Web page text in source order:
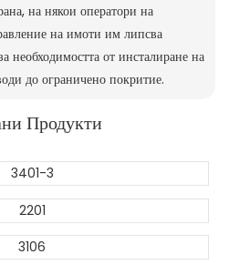
на някои оператори на
на имоти им липсва
необходимостта от инсталиране на
до ограничено покритие.
Продукти